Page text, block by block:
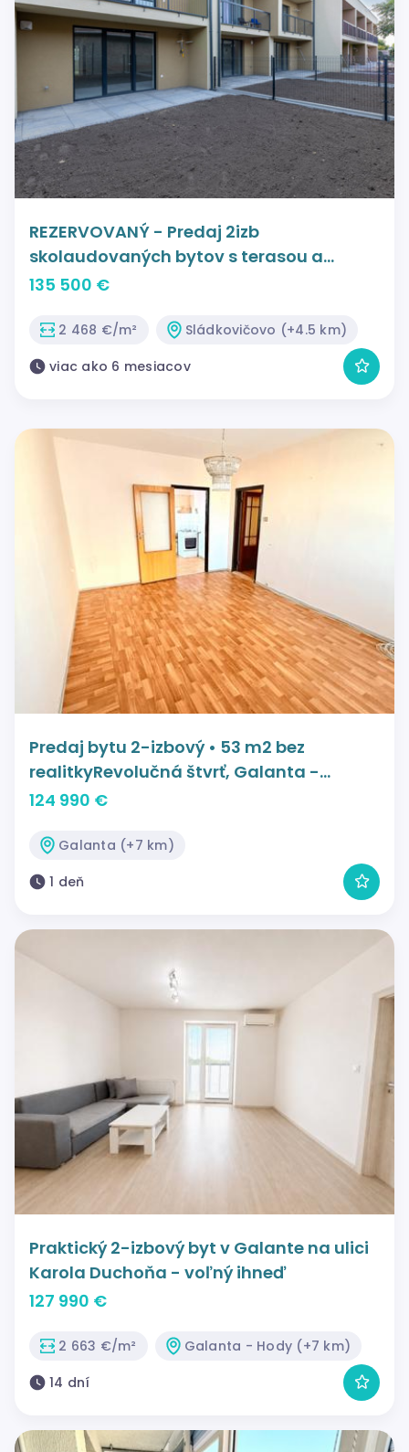
REZERVOVANÝ - Predaj 2izb
skolaudovaných bytov s terasou a
pozemkom v novovybudovanej lokalite
135 500 €
2 468 €/m²
Sládkovičovo (+4.5 km)
viac ako 6 mesiacov
Predaj bytu 2-izbový • 53 m2 bez
realitkyRevolučná štvrť, Galanta -
Galanta, Trnavský kraj
124 990 €
Galanta (+7 km)
1 deň
Praktický 2-izbový byt v Galante na ulici
Karola Duchoňa - voľný ihneď
127 990 €
2 663 €/m²
Galanta - Hody (+7 km)
14 dní